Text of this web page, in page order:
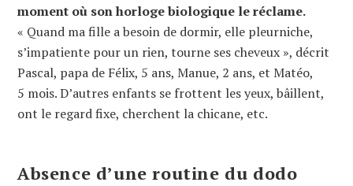
moment où son horloge biologique le réclame.
« Quand ma fille a besoin de dormir, elle pleurniche,
s’impatiente pour un rien, tourne ses cheveux », décrit
Pascal, papa de Félix, 5 ans, Manue, 2 ans, et Matéo,
5 mois. D’autres enfants se frottent les yeux, bâillent,
ont le regard fixe, cherchent la chicane, etc.
Absence d’une routine du dodo